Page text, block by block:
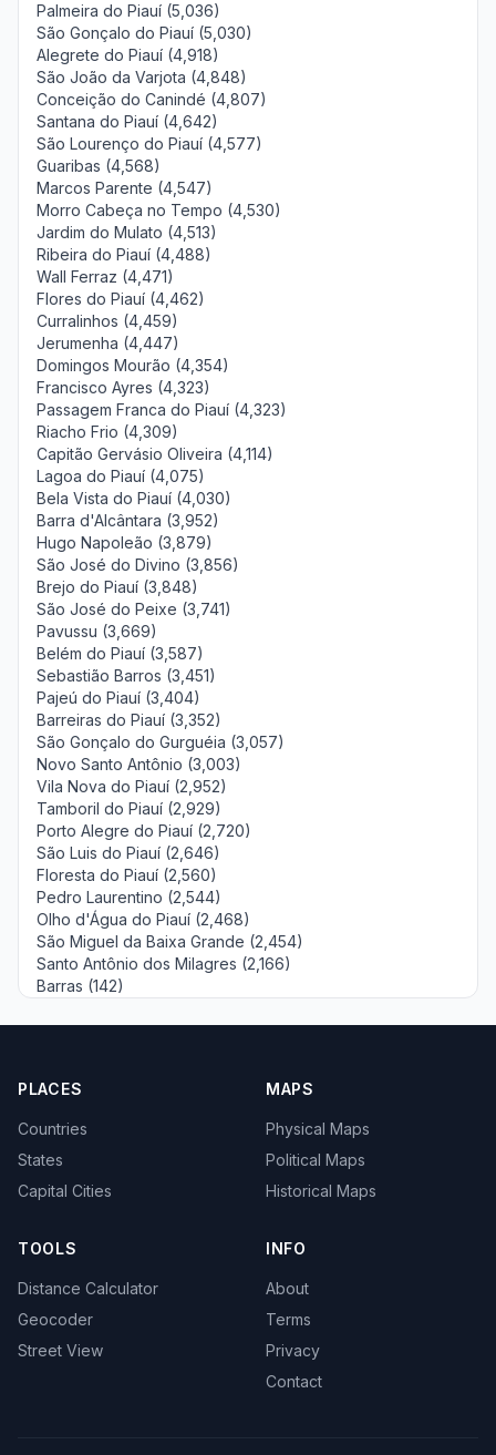
Palmeira do Piauí (5,036)
São Gonçalo do Piauí (5,030)
Alegrete do Piauí (4,918)
São João da Varjota (4,848)
Conceição do Canindé (4,807)
Santana do Piauí (4,642)
São Lourenço do Piauí (4,577)
Guaribas (4,568)
Marcos Parente (4,547)
Morro Cabeça no Tempo (4,530)
Jardim do Mulato (4,513)
Ribeira do Piauí (4,488)
Wall Ferraz (4,471)
Flores do Piauí (4,462)
Curralinhos (4,459)
Jerumenha (4,447)
Domingos Mourão (4,354)
Francisco Ayres (4,323)
Passagem Franca do Piauí (4,323)
Riacho Frio (4,309)
Capitão Gervásio Oliveira (4,114)
Lagoa do Piauí (4,075)
Bela Vista do Piauí (4,030)
Barra d'Alcântara (3,952)
Hugo Napoleão (3,879)
São José do Divino (3,856)
Brejo do Piauí (3,848)
São José do Peixe (3,741)
Pavussu (3,669)
Belém do Piauí (3,587)
Sebastião Barros (3,451)
Pajeú do Piauí (3,404)
Barreiras do Piauí (3,352)
São Gonçalo do Gurguéia (3,057)
Novo Santo Antônio (3,003)
Vila Nova do Piauí (2,952)
Tamboril do Piauí (2,929)
Porto Alegre do Piauí (2,720)
São Luis do Piauí (2,646)
Floresta do Piauí (2,560)
Pedro Laurentino (2,544)
Olho d'Água do Piauí (2,468)
São Miguel da Baixa Grande (2,454)
Santo Antônio dos Milagres (2,166)
Barras (142)
PLACES
Countries
States
Capital Cities
MAPS
Physical Maps
Political Maps
Historical Maps
TOOLS
Distance Calculator
Geocoder
Street View
INFO
About
Terms
Privacy
Contact